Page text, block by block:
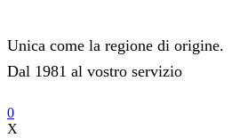
Unica come la regione di origine.
Dal 1981 al vostro servizio
0
X